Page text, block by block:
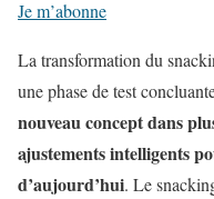
Je m’abonne
La transformation du
une phase de test
nouveau concept dans
ajustements intelligents
d’aujourd’hui. Le